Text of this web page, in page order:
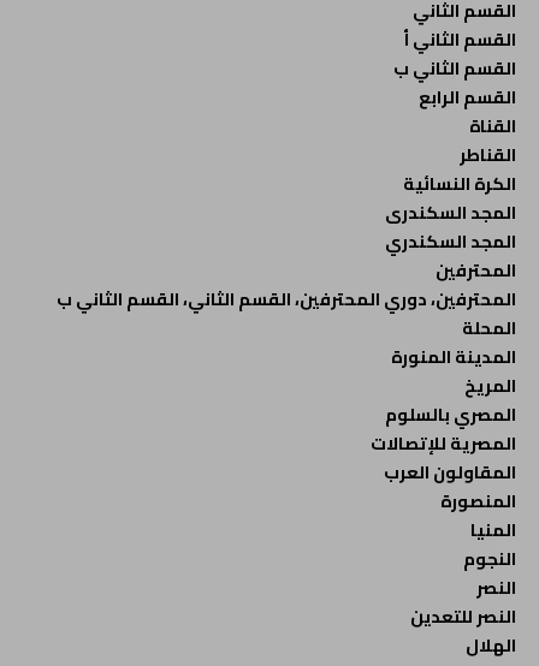
القسم الثاني
القسم الثاني أ
القسم الثاني ب
القسم الرابع
القناة
القناطر
الكرة النسائية
المجد السكندرى
المجد السكندري
المحترفين
المحترفين، دوري المحترفين، القسم الثاني، القسم الثاني ب
المحلة
المدينة المنورة
المريخ
المصري بالسلوم
المصرية للإتصالات
المقاولون العرب
المنصورة
المنيا
النجوم
النصر
النصر للتعدين
الهلال